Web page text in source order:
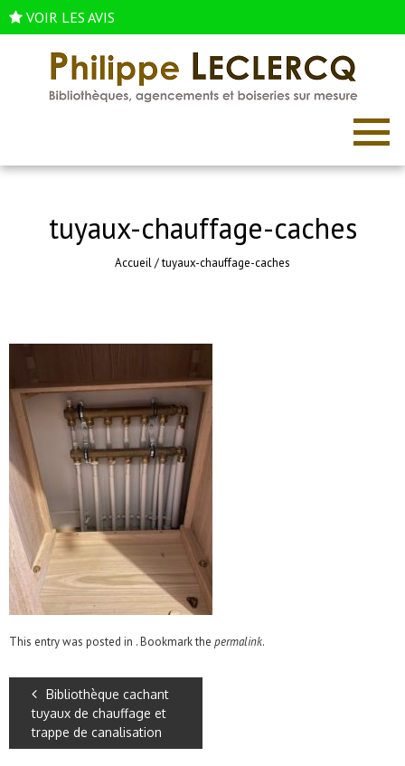
VOIR LES AVIS
tuyaux-chauffage-caches
Accueil/tuyaux-chauffage-caches
This entry was posted in . Bookmark the permalink.
Bibliothèque cachant
tuyaux de chauffage et
trappe de canalisation